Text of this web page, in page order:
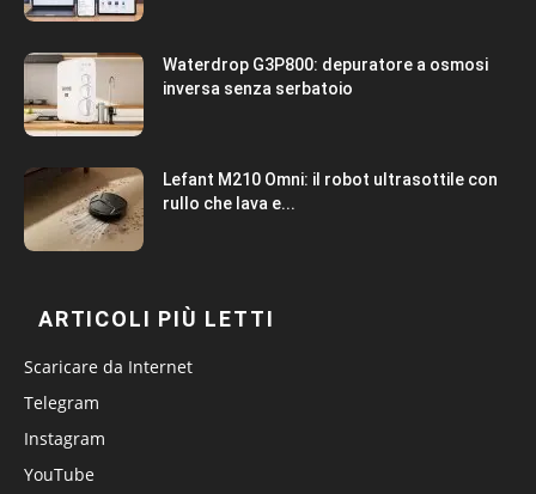
Waterdrop G3P800: depuratore a osmosi
inversa senza serbatoio
Lefant M210 Omni: il robot ultrasottile con
rullo che lava e...
ARTICOLI PIÙ LETTI
Scaricare da Internet
Telegram
Instagram
YouTube